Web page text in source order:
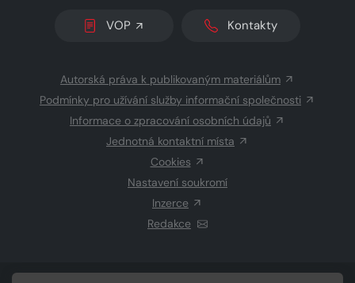
VOP Kontakty
Autorská práva k publikovaným materiálům
Podmínky pro užívání služby informační společnosti
Informace o zpracování osobních údajů
Jednotná kontaktní místa
Cookies
Nastavení soukromí
Inzerce
Redakce